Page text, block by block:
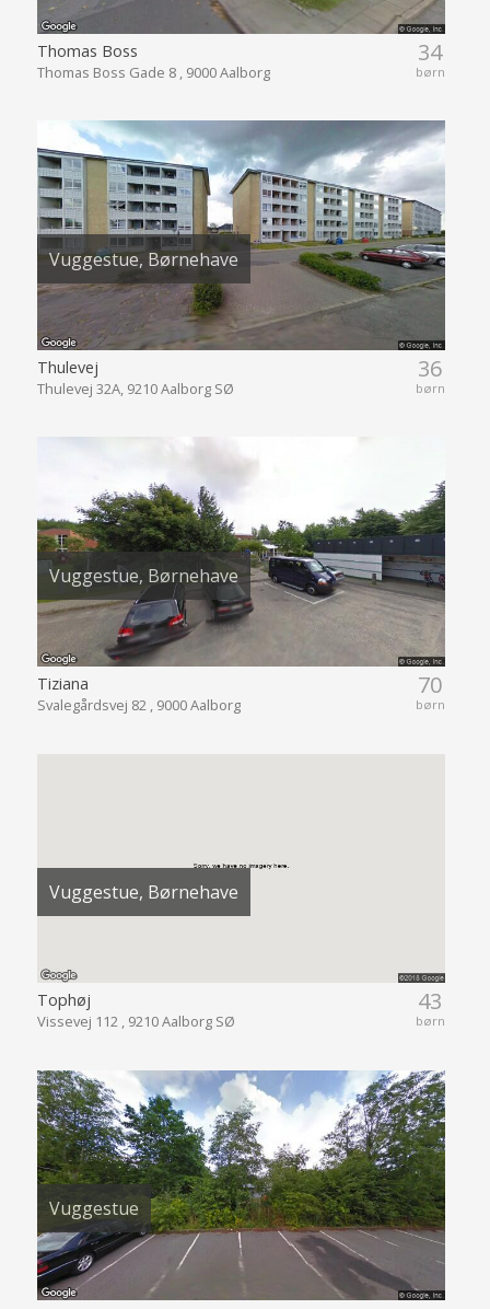
34
børn
Thomas Boss
Thomas Boss Gade 8 , 9000 Aalborg
Vuggestue, Børnehave
36
børn
Thulevej
Thulevej 32A, 9210 Aalborg SØ
Vuggestue, Børnehave
70
børn
Tiziana
Svalegårdsvej 82 , 9000 Aalborg
Vuggestue, Børnehave
43
børn
Tophøj
Vissevej 112 , 9210 Aalborg SØ
Vuggestue